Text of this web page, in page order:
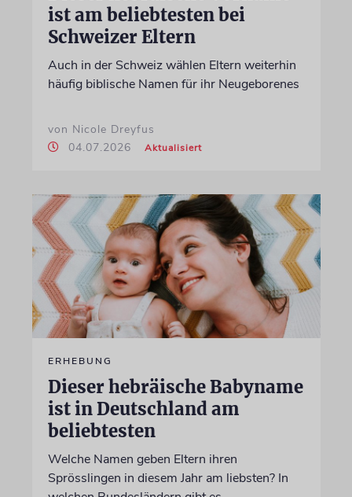
ist am beliebtesten bei
Schweizer Eltern
Auch in der Schweiz wählen Eltern weiterhin
häufig biblische Namen für ihr Neugeborenes
von Nicole Dreyfus
04.07.2026
Aktualisiert
ERHEBUNG
Dieser hebräische Babyname
ist in Deutschland am
beliebtesten
Welche Namen geben Eltern ihren
Sprösslingen in diesem Jahr am liebsten? In